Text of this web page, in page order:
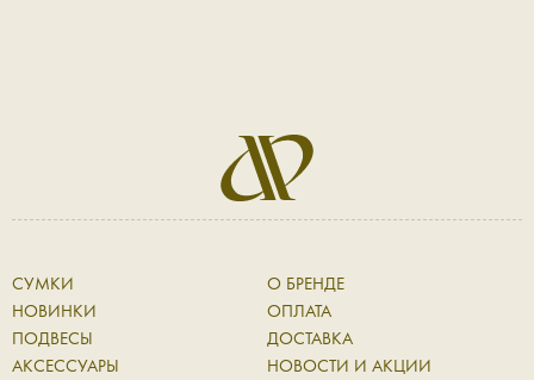
СУМКИ
НОВИНКИ
ПОДВЕСЫ
АКСЕССУАРЫ
О БРЕНДЕ
ОПЛАТА
ДОСТАВКА
НОВОСТИ И АКЦИИ